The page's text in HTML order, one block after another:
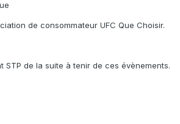
de consommateur UFC Que Choisir.
STP de la suite à tenir de ces évènements.